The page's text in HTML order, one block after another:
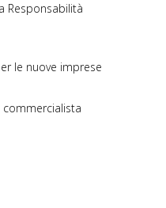
Responsabilità
le nuove imprese
commercialista